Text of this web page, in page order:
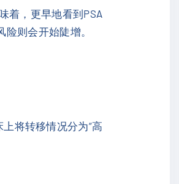
着，更早地看到PSA
则会开始陡增。
将转移情况分为“高